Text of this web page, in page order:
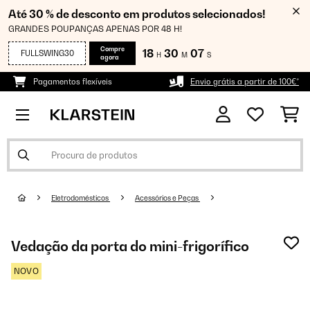
Até 30 % de desconto em produtos selecionados!
GRANDES POUPANÇAS APENAS POR 48 H!
FULLSWING30
Compre
agora
18 H 30 M 06 S
Pagamentos flexíveis Envio grátis a partir de 100€*
Eletrodomésticos Acessórios e Peças
Vedação da porta do mini-frigorífico
NOVO